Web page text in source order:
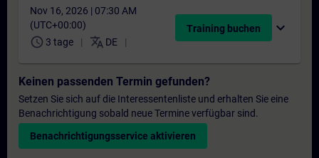
Nov 16, 2026 | 07:30 AM
(UTC+00:00)
schedule 3 tage translate DE
Training buchen expand_more
Keinen passenden Termin gefunden?
Setzen Sie sich auf die Interessentenliste und erhalten Sie eine
Benachrichtigung sobald neue Termine verfügbar sind.
Benachrichtigungsservice aktivieren